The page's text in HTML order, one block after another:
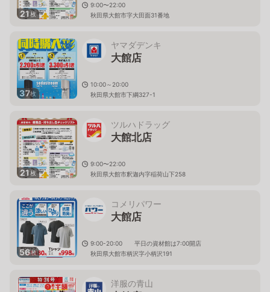
21枚
9:00〜22:00
秋田県大館市字大田面31番地
37枚
ヤマダデンキ
大館店
10:00～20:00
秋田県大館市下綱327-1
21枚
ツルハドラッグ
大館北店
9:00〜22:00
秋田県大館市釈迦内字稲荷山下258
56枚
コメリパワー
大館店
9:00-20:00 平日の資材館は7:00開店
秋田県大館市柄沢字小柄沢191
洋服の青山